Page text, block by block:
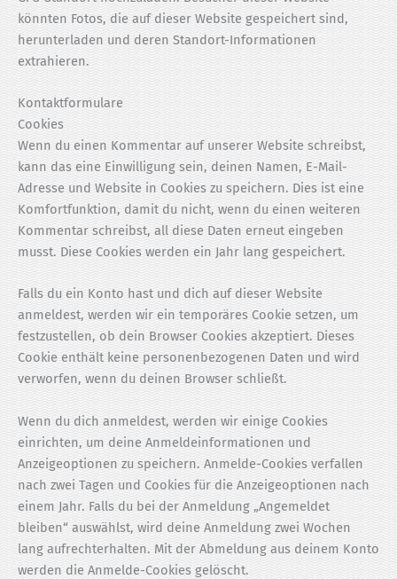
könnten Fotos, die auf dieser Website gespeichert sind,
herunterladen und deren Standort-Informationen
extrahieren.
Kontaktformulare
Cookies
Wenn du einen Kommentar auf unserer Website schreibst,
kann das eine Einwilligung sein, deinen Namen, E-Mail-
Adresse und Website in Cookies zu speichern. Dies ist eine
Komfortfunktion, damit du nicht, wenn du einen weiteren
Kommentar schreibst, all diese Daten erneut eingeben
musst. Diese Cookies werden ein Jahr lang gespeichert.
Falls du ein Konto hast und dich auf dieser Website
anmeldest, werden wir ein temporäres Cookie setzen, um
festzustellen, ob dein Browser Cookies akzeptiert. Dieses
Cookie enthält keine personenbezogenen Daten und wird
verworfen, wenn du deinen Browser schließt.
Wenn du dich anmeldest, werden wir einige Cookies
einrichten, um deine Anmeldeinformationen und
Anzeigeoptionen zu speichern. Anmelde-Cookies verfallen
nach zwei Tagen und Cookies für die Anzeigeoptionen nach
einem Jahr. Falls du bei der Anmeldung „Angemeldet
bleiben“ auswählst, wird deine Anmeldung zwei Wochen
lang aufrechterhalten. Mit der Abmeldung aus deinem Konto
werden die Anmelde-Cookies gelöscht.